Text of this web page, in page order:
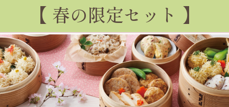
【 春の限定セット 】